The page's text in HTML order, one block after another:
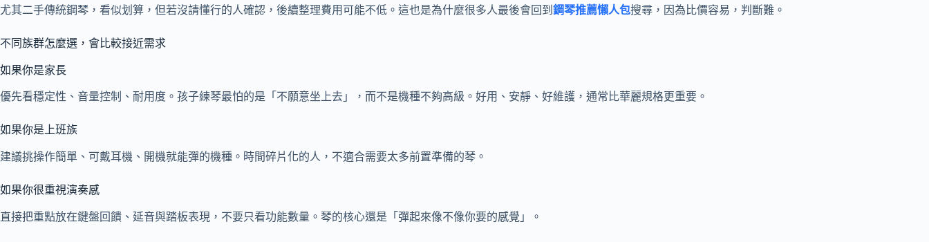
尤其二手傳統鋼琴，看似划算，但若沒請懂行的人確認，後續整理費用可能不低。這也是為什麼很多人最後會回到 鋼琴推薦懶人包搜尋，因為比價容易，判斷難。
不同族群怎麼選，會比較接近需求
如果你是家長
優先看穩定性、音量控制、耐用度。孩子練琴最怕的是「不願意坐上去」，而不是機種不夠高級。好用、安靜、好維護，通常比華麗規格更重要。
如果你是上班族
建議挑操作簡單、可戴耳機、開機就能彈的機種。時間碎片化的人，不適合需要太多前置準備的琴。
如果你很重視演奏感
直接把重點放在鍵盤回饋、延音與踏板表現，不要只看功能數量。琴的核心還是「彈起來像不像你要的感覺」。